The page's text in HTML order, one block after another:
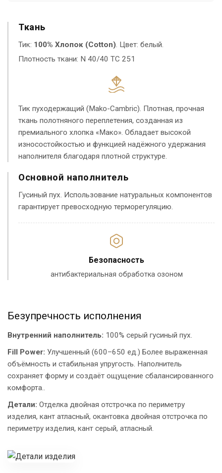
Ткань
Тик: 100% Хлопок (Cotton). Цвет: белый.
Плотность ткани: N 40/40 TC 251
Тик пуходержащий (Mako-Cambric). Плотная, прочная
ткань полотняного переплетения, созданная из
премиального хлопка «Мако». Обладает высокой
износостойкостью и функцией надёжного удержания
наполнителя благодаря плотной структуре.
Основной наполнитель
Гусиный пух. Использование натуральных компонентов
гарантирует превосходную терморегуляцию.
Безопасность
антибактериальная обработка озоном
Безупречность исполнения
Внутренний наполнитель: 100% серый гусиный пух.
Fill Power: Улучшенный (600–650 ед.) Более выраженная
объёмность и стабильная упругость. Наполнитель
сохраняет форму и создаёт ощущение сбалансированного
комфорта..
Детали: Отделка двойная отстрочка по периметру
изделия, кант атласный, окантовка двойная отстрочка по
периметру изделия, кант серый, атласный.